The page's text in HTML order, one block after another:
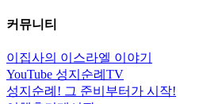
커뮤니티
이집사의 이스라엘 이야기
YouTube 성지순례TV
성지순례! 그 준비부터가 시작!